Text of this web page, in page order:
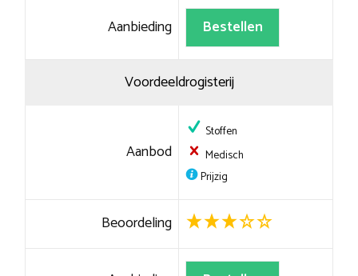
Aanbieding Bestellen
Voordeeldrogisterij
Aanbod
Stoffen
Medisch
Prijzig
Beoordeling